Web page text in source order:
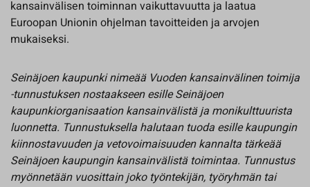
kansainvälisen toiminnan vaikuttavuutta ja laatua
Euroopan Unionin ohjelman tavoitteiden ja arvojen
mukaiseksi.
Seinäjoen kaupunki nimeää Vuoden kansainvälinen toimija
-tunnustuksen nostaakseen esille Seinäjoen
kaupunkiorganisaation kansainvälistä ja monikulttuurista
luonnetta. Tunnustuksella halutaan tuoda esille kaupungin
kiinnostavuuden ja vetovoimaisuuden kannalta tärkeää
Seinäjoen kaupungin kansainvälistä toimintaa. Tunnustus
myönnetään vuosittain joko työntekijän, työryhmän tai